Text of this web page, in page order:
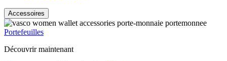
Accessoires
Portefeuilles
Découvrir maintenant